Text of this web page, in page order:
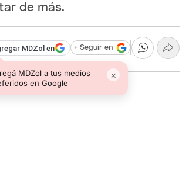
de más.
MDZol en
MDZol a tus medios
en Google
×
+ Seguir en